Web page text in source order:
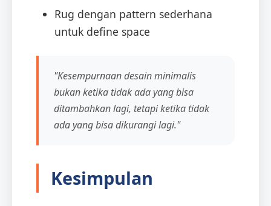
Rug dengan pattern sederhana
untuk define space
"Kesempurnaan desain minimalis
bukan ketika tidak ada yang bisa
ditambahkan lagi, tetapi ketika tidak
ada yang bisa dikurangi lagi."
Kesimpulan